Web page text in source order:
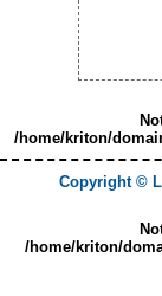
/home/kriton/
Copyright ©
/home/kriton/